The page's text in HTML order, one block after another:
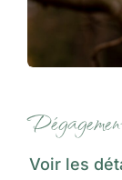
Voir les